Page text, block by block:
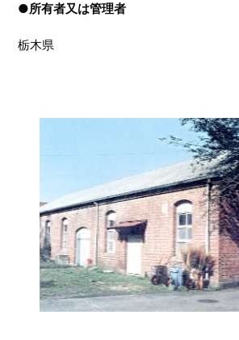
●所有者又は管理者
栃木県